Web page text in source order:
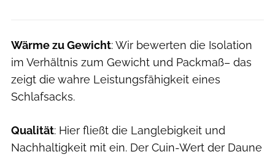
Wärme zu Gewicht: Wir bewerten die Isolation
im Verhältnis zum Gewicht und Packmaß– das
zeigt die wahre Leistungsfähigkeit eines
Schlafsacks.
Qualität: Hier fließt die Langlebigkeit und
Nachhaltigkeit mit ein. Der Cuin-Wert der Daune